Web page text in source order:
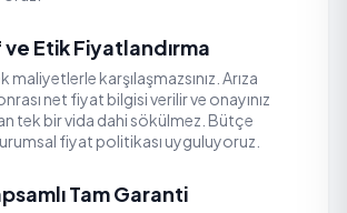
Etik Fiyatlandırma
maliyetlerle karşılaşmazsınız. Arıza
net fiyat bilgisi verilir ve onayınız
tek bir vida dahi sökülmez. Bütçe
fiyat politikası uyguluyoruz.
Tam Garanti